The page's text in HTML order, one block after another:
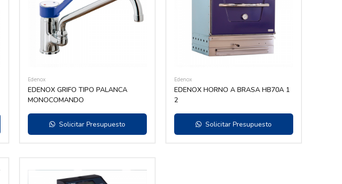
Edenox
EDENOX GRIFO TIPO PALANCA
MONOCOMANDO
Solicitar Presupuesto
Edenox
EDENOX HORNO A BRASA HB70A 1
2
Solicitar Presupuesto